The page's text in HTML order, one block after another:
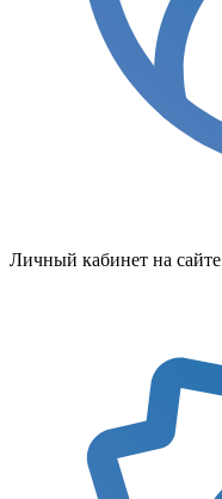
Личный кабинет на сайте